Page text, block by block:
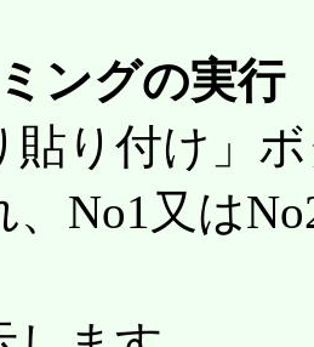
ングの実行
貼り付け」
、No1又は